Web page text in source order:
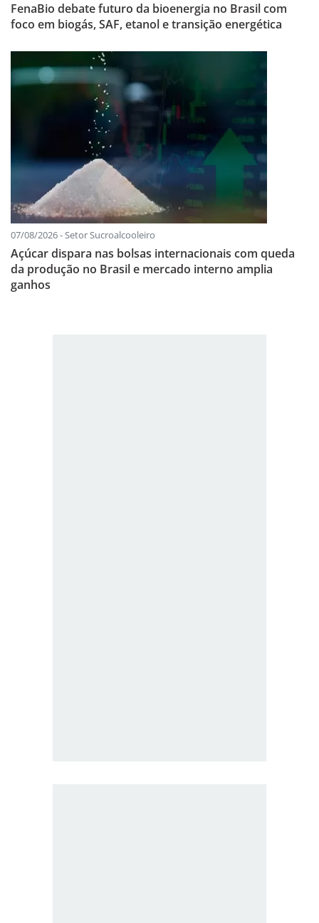
FenaBio debate futuro da bioenergia no Brasil com
foco em biogás, SAF, etanol e transição energética
07/08/2026 - Setor Sucroalcooleiro
Açúcar dispara nas bolsas internacionais com queda
da produção no Brasil e mercado interno amplia
ganhos